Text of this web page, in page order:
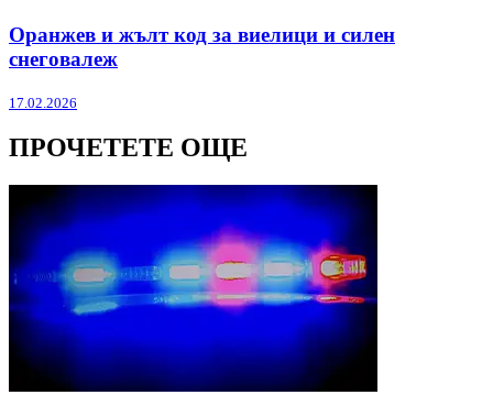
Оранжев и жълт код за виелици и силен
снеговалеж
17.02.2026
ПРОЧЕТЕТЕ ОЩЕ